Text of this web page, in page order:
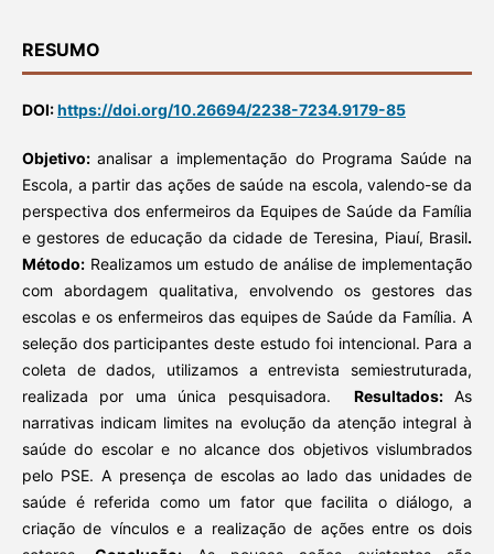
RESUMO
DOI:https://doi.org/10.26694/2238-7234.9179-85
Objetivo:analisar a implementação do Programa Saúde na
Escola, a partir das ações de saúde na escola, valendo-se da
perspectiva dos enfermeiros da Equipes de Saúde da Família
e gestores de educação da cidade de Teresina, Piauí, Brasil.
Método:Realizamos um estudo de análise de implementação
com abordagem qualitativa, envolvendo os gestores das
escolas e os enfermeiros das equipes de Saúde da Família. A
seleção dos participantes deste estudo foi intencional. Para a
coleta de dados, utilizamos a entrevista semiestruturada,
realizada por uma única pesquisadora. Resultados:As
narrativas indicam limites na evolução da atenção integral à
saúde do escolar e no alcance dos objetivos vislumbrados
pelo PSE. A presença de escolas ao lado das unidades de
saúde é referida como um fator que facilita o diálogo, a
criação de vínculos e a realização de ações entre os dois